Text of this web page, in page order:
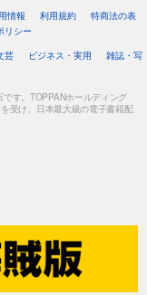
情報 利用規約
特商法の表
リシー
芸 ビジネス・実用
雑誌・写
す。TOPPANホールディング
受け、日本最大級の電子書籍配